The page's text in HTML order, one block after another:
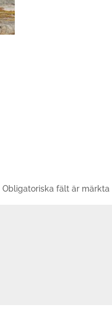
Obligatoriska fält är märkta